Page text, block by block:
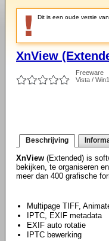
Dit is een oude versie
XnView
Freeware
Vista /
Beschrijving
XnView (Extended) is
bekijken, te organiseren
meer dan 400 grafische
Multipage TIFF,
IPTC, EXIF metadata
EXIF auto rotatie
IPTC bewerking